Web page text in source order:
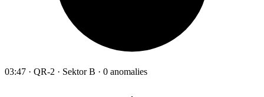
03:47 · QR-2 · Sektor B · 0 anomalies